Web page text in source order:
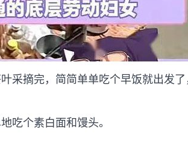
采摘完，简简单单吃个早饭就出发了
吃个素白面和馒头。